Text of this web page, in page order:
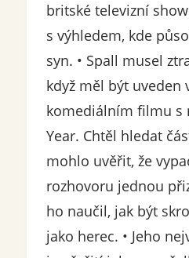
britské televizní
s výhledem, kde
syn. • Spall musel
když měl být uveden
komediálním filmu s
Year. Chtěl hledat
mohlo uvěřit, že
rozhovoru jednou
ho naučil, jak být
jako herec. • Jeho